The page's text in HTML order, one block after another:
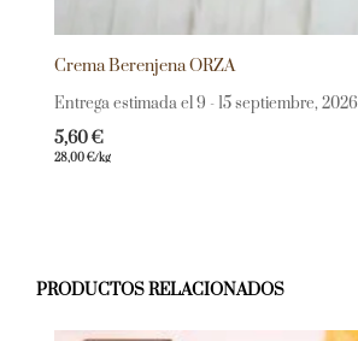
Crema Berenjena ORZA
Entrega estimada el 9 - 15 septiembre, 2026
5,60€
28,00€/kg
PRODUCTOS RELACIONADOS